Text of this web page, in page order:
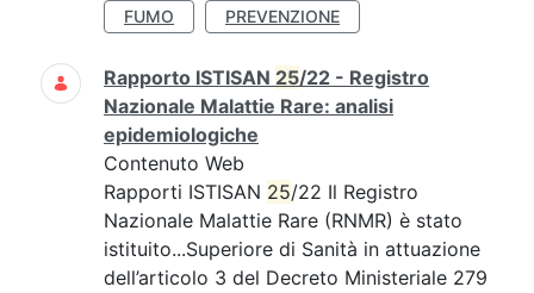
FUMO PREVENZIONE
Rapporto ISTISAN 25/22 - Registro
Nazionale Malattie Rare: analisi
epidemiologiche
Contenuto Web
Rapporti ISTISAN 25/22 Il Registro
Nazionale Malattie Rare (RNMR) è stato
istituito...Superiore di Sanità in attuazione
dell’articolo 3 del Decreto Ministeriale 279